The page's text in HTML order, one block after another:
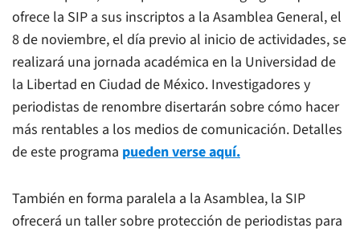
ofrece la SIP a sus inscriptos a la Asamblea General, el
8 de noviembre, el día previo al inicio de actividades, se
realizará una jornada académica en la Universidad de
la Libertad en Ciudad de México. Investigadores y
periodistas de renombre disertarán sobre cómo hacer
más rentables a los medios de comunicación. Detalles
de este programa pueden verse aquí.
También en forma paralela a la Asamblea, la SIP
ofrecerá un taller sobre protección de periodistas para